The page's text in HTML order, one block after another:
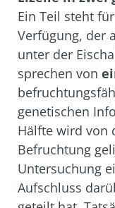
Ein Teil steht
Verfügung, der
unter der
sprechen von
genetischen
Hälfte wird von
Befruchtung
Untersuchung
Aufschluss